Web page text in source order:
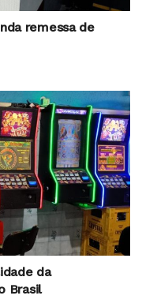
remessa de
da
Brasil